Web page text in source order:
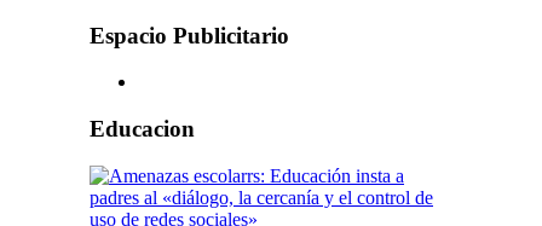
Espacio Publicitario
Educacion